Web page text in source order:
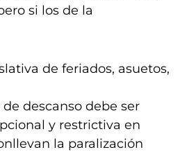
si los de la
de feriados, asuetos,
descanso debe ser
y restrictiva en
la paralización